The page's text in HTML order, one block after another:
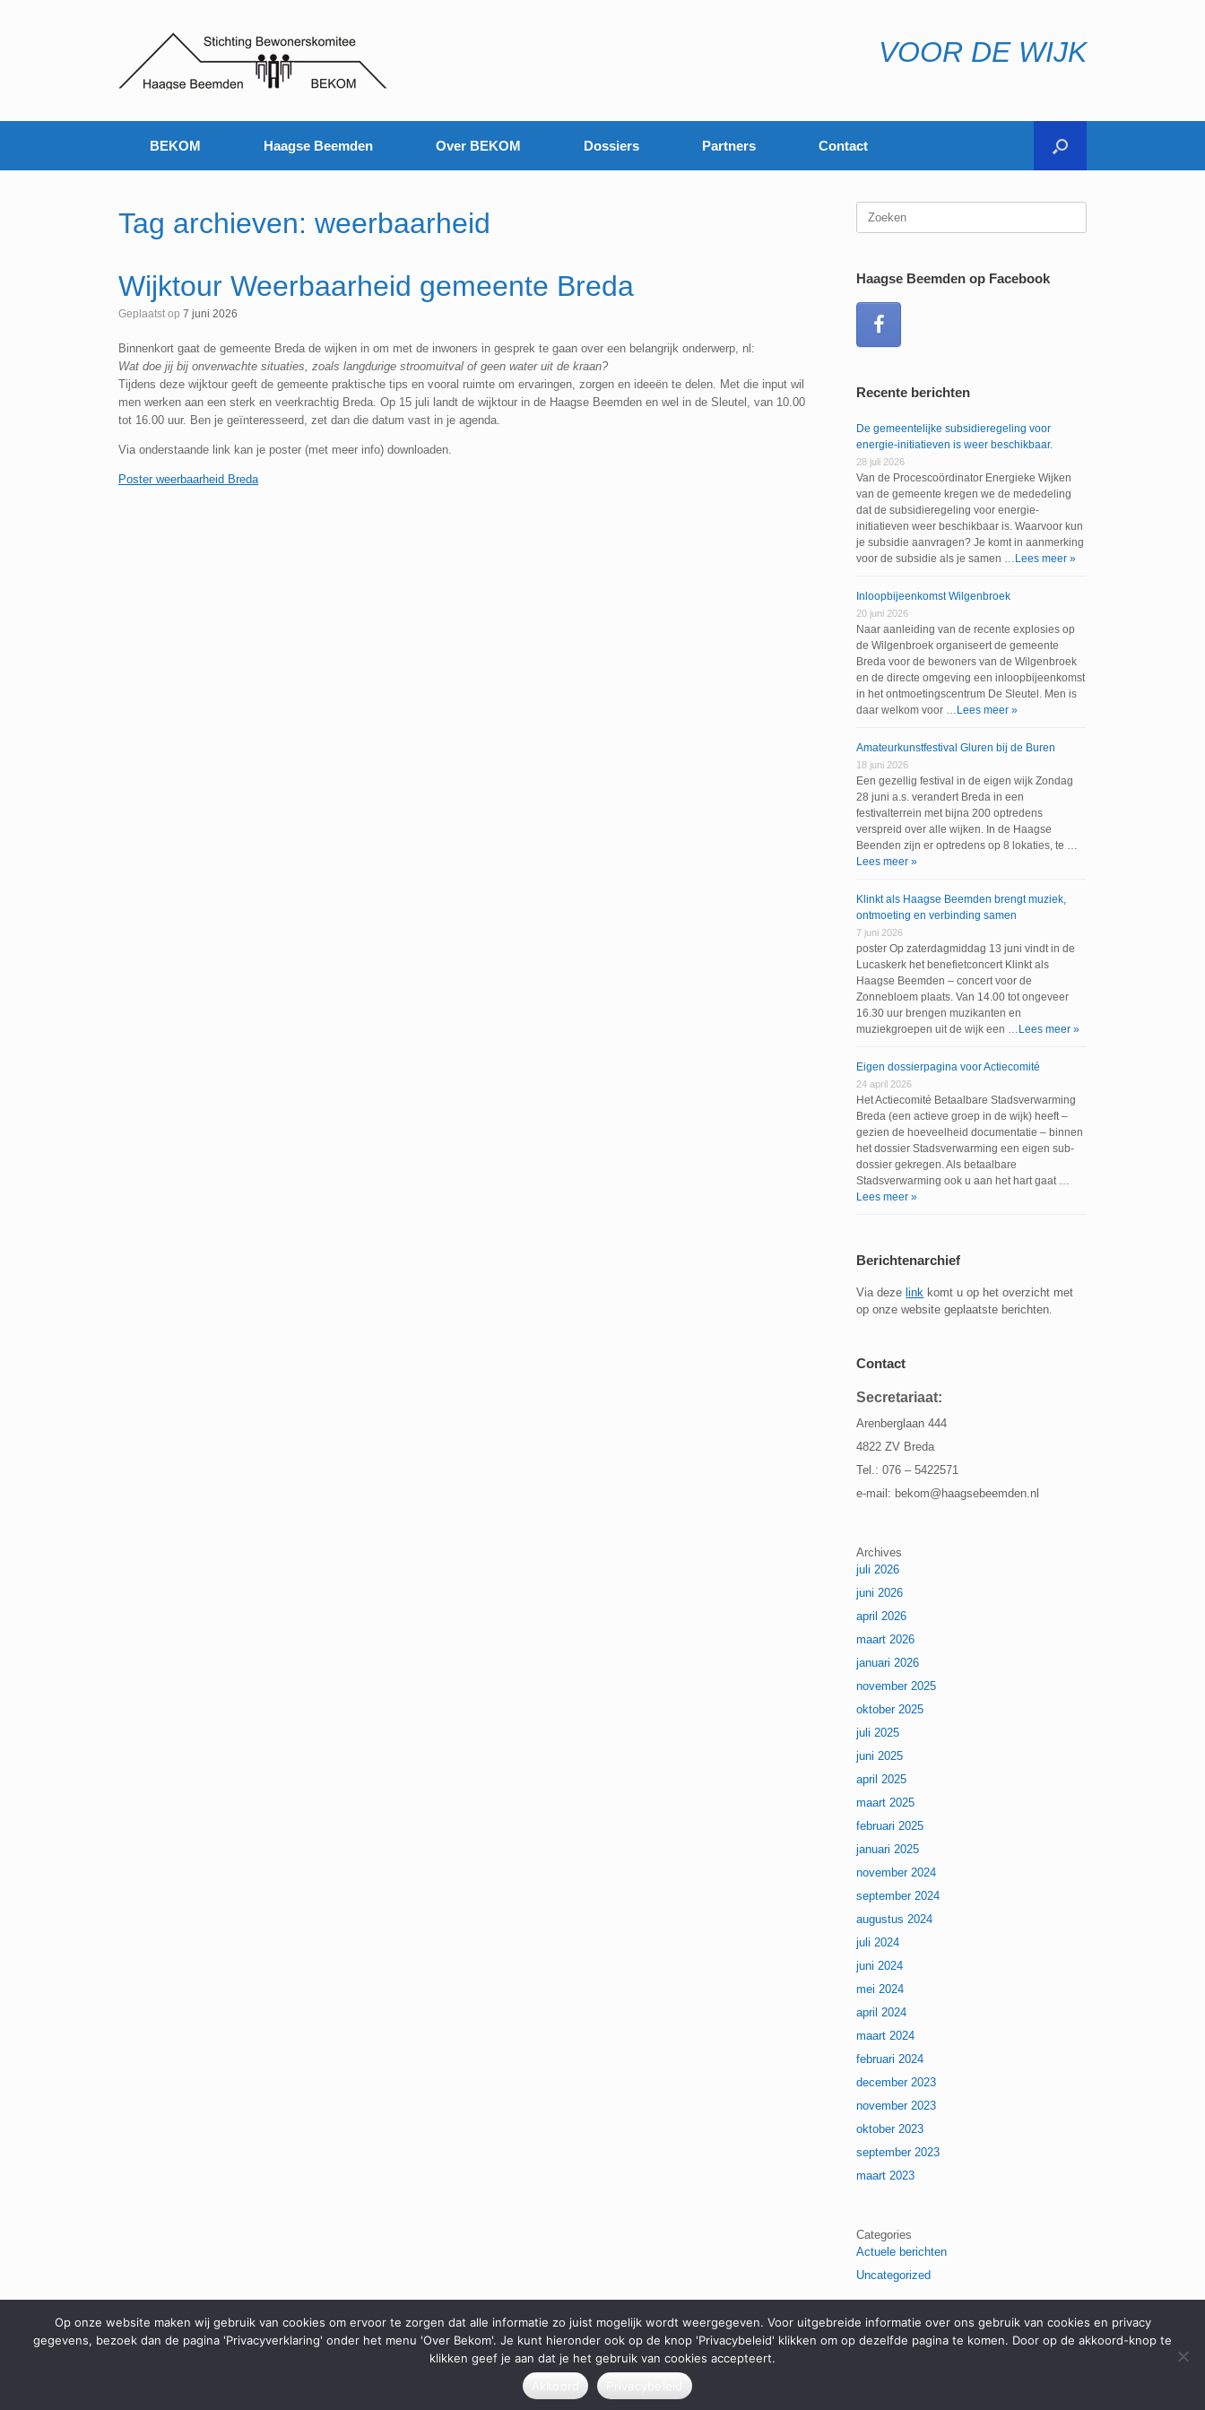
VOOR DE WIJK
BEKOM Haagse Beemden Over BEKOM Dossiers Partners Contact
Tag archieven: weerbaarheid
Wijktour Weerbaarheid gemeente Breda
Geplaatst op 7 juni 2026
Binnenkort gaat de gemeente Breda de wijken in om met de inwoners in gesprek te gaan over een belangrijk onderwerp, nl:
Wat doe jij bij onverwachte situaties, zoals langdurige stroomuitval of geen water uit de kraan?
Tijdens deze wijktour geeft de gemeente praktische tips en vooral ruimte om ervaringen, zorgen en ideeën te delen. Met die input wil
men werken aan een sterk en veerkrachtig Breda. Op 15 juli landt de wijktour in de Haagse Beemden en wel in de Sleutel, van 10.00
tot 16.00 uur. Ben je geïnteresseerd, zet dan die datum vast in je agenda.
Via onderstaande link kan je poster (met meer info) downloaden.
Poster weerbaarheid Breda
Zoeken
Haagse Beemden op Facebook
Recente berichten
De gemeentelijke subsidieregeling voor
energie-initiatieven is weer beschikbaar.
28 juli 2026
Van de Procescoördinator Energieke Wijken
van de gemeente kregen we de mededeling
dat de subsidieregeling voor energie-
initiatieven weer beschikbaar is. Waarvoor kun
je subsidie aanvragen? Je komt in aanmerking
voor de subsidie als je samen … Lees meer »
Inloopbijeenkomst Wilgenbroek
20 juni 2026
Naar aanleiding van de recente explosies op
de Wilgenbroek organiseert de gemeente
Breda voor de bewoners van de Wilgenbroek
en de directe omgeving een inloopbijeenkomst
in het ontmoetingscentrum De Sleutel. Men is
daar welkom voor … Lees meer »
Amateurkunstfestival Gluren bij de Buren
18 juni 2026
Een gezellig festival in de eigen wijk Zondag
28 juni a.s. verandert Breda in een
festivalterrein met bijna 200 optredens
verspreid over alle wijken. In de Haagse
Beenden zijn er optredens op 8 lokaties, te …
Lees meer »
Klinkt als Haagse Beemden brengt muziek,
ontmoeting en verbinding samen
7 juni 2026
poster Op zaterdagmiddag 13 juni vindt in de
Lucaskerk het benefietconcert Klinkt als
Haagse Beemden – concert voor de
Zonnebloem plaats. Van 14.00 tot ongeveer
16.30 uur brengen muzikanten en
muziekgroepen uit de wijk een … Lees meer »
Eigen dossierpagina voor Actiecomité
24 april 2026
Het Actiecomité Betaalbare Stadsverwarming
Breda (een actieve groep in de wijk) heeft –
gezien de hoeveelheid documentatie – binnen
het dossier Stadsverwarming een eigen sub-
dossier gekregen. Als betaalbare
Stadsverwarming ook u aan het hart gaat …
Lees meer »
Berichtenarchief
Via deze link komt u op het overzicht met
op onze website geplaatste berichten.
Contact
Secretariaat:
Arenberglaan 444
4822 ZV Breda
Tel.: 076 – 5422571
e-mail: bekom@haagsebeemden.nl
Archives
juli 2026
juni 2026
april 2026
maart 2026
januari 2026
november 2025
oktober 2025
juli 2025
juni 2025
april 2025
maart 2025
februari 2025
januari 2025
november 2024
september 2024
augustus 2024
juli 2024
juni 2024
mei 2024
april 2024
maart 2024
februari 2024
december 2023
november 2023
oktober 2023
september 2023
maart 2023
Categories
Actuele berichten
Uncategorized
website: https://haagsebeemden.nl - ©BEKOM
Op onze website maken wij gebruik van cookies om ervoor te zorgen dat alle informatie zo juist mogelijk wordt weergegeven. Voor uitgebreide informatie over ons gebruik van cookies en privacy
gegevens, bezoek dan de pagina 'Privacyverklaring' onder het menu 'Over Bekom'. Je kunt hieronder ook op de knop 'Privacybeleid' klikken om op dezelfde pagina te komen. Door op de akkoord-knop te
klikken geef je aan dat je het gebruik van cookies accepteert.